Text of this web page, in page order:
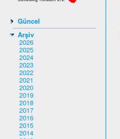
Güncel
Arşiv
2026
2025
2024
2023
2022
2021
2020
2019
2018
2017
2016
2015
2014